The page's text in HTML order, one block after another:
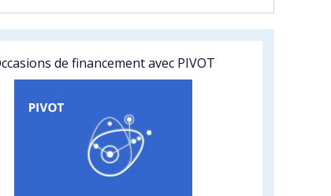
de financement avec PIVOT